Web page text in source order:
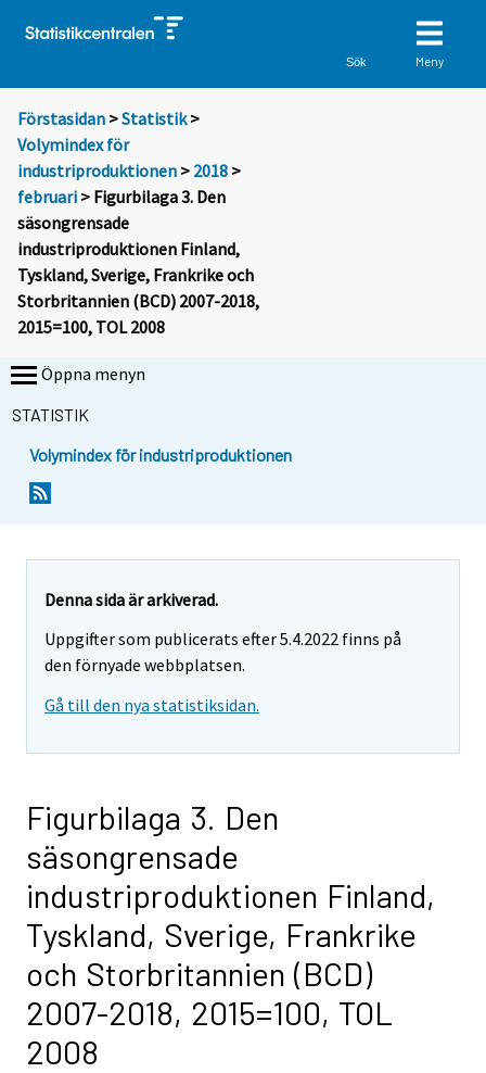
Sök Meny
Förstasidan >Statistik >
Volymindex för
industriproduktionen > 2018 >
februari > Figurbilaga 3. Den
säsongrensade
industriproduktionen Finland,
Tyskland, Sverige, Frankrike och
Storbritannien (BCD) 2007-2018,
2015=100, TOL 2008
Öppna menyn
STATISTIK
Volymindex för industriproduktionen
Denna sida är arkiverad.
Uppgifter som publicerats efter 5.4.2022 finns på
den förnyade webbplatsen.
Gå till den nya statistiksidan.
Figurbilaga 3. Den
säsongrensade
industriproduktionen Finland,
Tyskland, Sverige, Frankrike
och Storbritannien (BCD)
2007-2018, 2015=100, TOL
2008